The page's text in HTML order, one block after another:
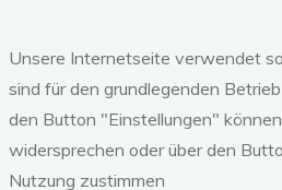
Unsere Internetseite verwendet
sind für den grundlegenden
den Button "Einstellungen"
widersprechen oder über den
Nutzung zustimmen